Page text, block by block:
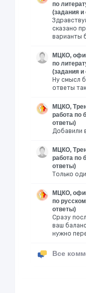
по
(задания и
сказано
варианты
МЦКО,
по
(задания и
Ну смысл
ответы
МЦКО,
работа по
ответы)
Добавили
МЦКО,
работа по
ответы)
Только
МЦКО,
по
ответы)
Сразу
ваш
нужно
Все